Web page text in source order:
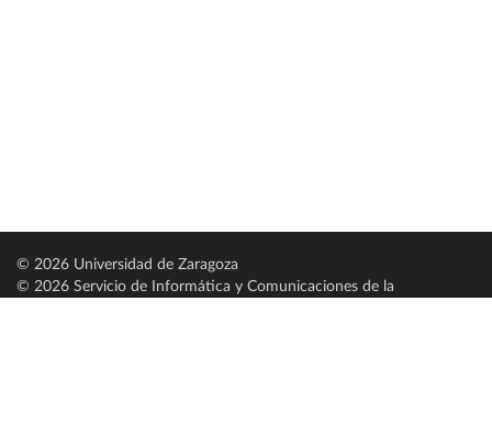
© 2026 Universidad de Zaragoza
© 2026 Servicio de Informática y Comunicaciones de la